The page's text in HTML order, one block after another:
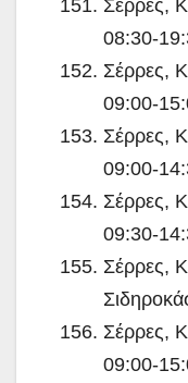
Σέρρες,
08:30-
Σέρρες,
09:00-
Σέρρες,
09:00-
Σέρρες,
09:30-
Σέρρες,
Σέρρες,
09:00-